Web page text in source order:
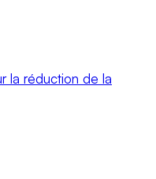
la réduction de la